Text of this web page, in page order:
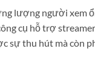
lượng người xem
cụ hỗ trợ streamer
sự thu hút mà còn